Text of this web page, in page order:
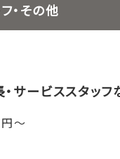
・その他
ービススタッフ
～